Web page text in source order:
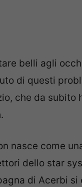
belli agli
di questi
che da subito
.
nasce come
dello star
di Acerbi